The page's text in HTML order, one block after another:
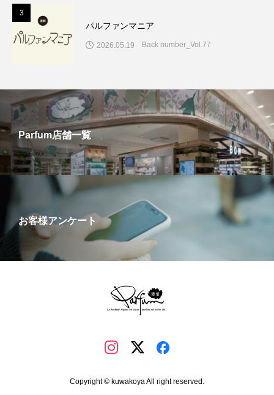
3
パルファンマニア
2026.05.19 Back number_Vol.77
Parfum店舗一覧
お客様アンケート
Copyright © kuwakoya All right reserved.